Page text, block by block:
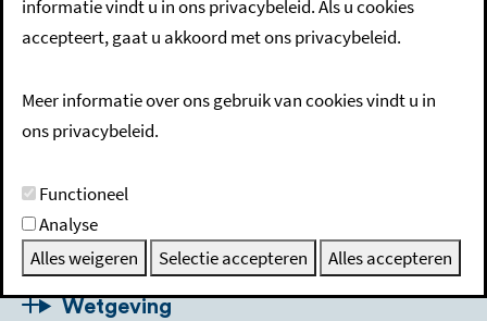
doet u bij de gemeente waar u bent geboren.
Procedure
Wetgeving
informatie vindt u in ons privacybeleid. Als u cookies
accepteert, gaat u akkoord met ons privacybeleid.
Meer informatie over ons gebruik van cookies vindt u in
ons privacybeleid.
Functioneel
Analyse
Alles weigeren
Selectie accepteren Alles accepteren